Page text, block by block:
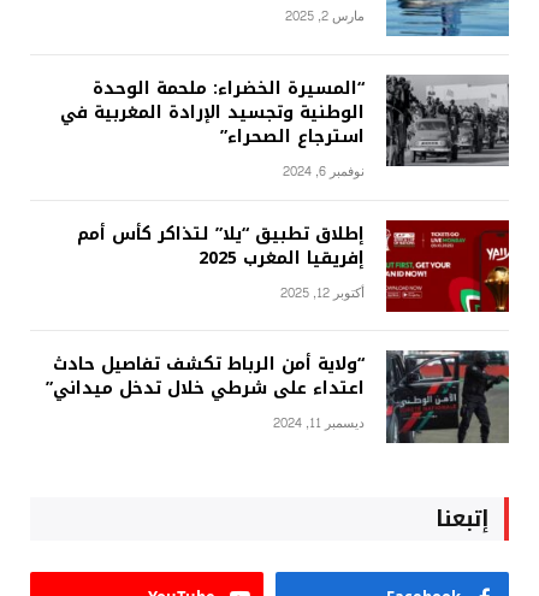
مارس 2, 2025
“المسيرة الخضراء: ملحمة الوحدة
الوطنية وتجسيد الإرادة المغربية في
استرجاع الصحراء”
نوفمبر 6, 2024
إطلاق تطبيق “يلا” لتذاكر كأس أمم
إفريقيا المغرب 2025
أكتوبر 12, 2025
“ولاية أمن الرباط تكشف تفاصيل حادث
اعتداء على شرطي خلال تدخل ميداني”
ديسمبر 11, 2024
إتبعنا